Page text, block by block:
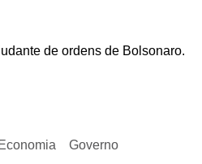
de ordens de Bolsonaro.
Economia Governo